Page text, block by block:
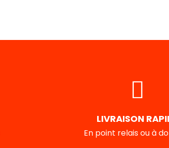
LIVRAISON
En point relais ou à